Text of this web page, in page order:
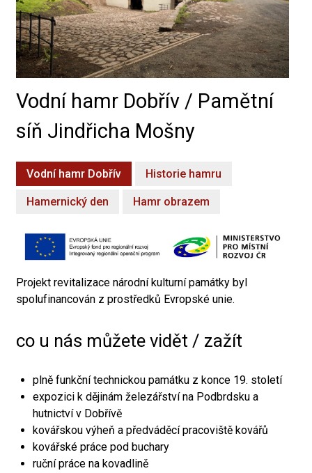
Vodní hamr Dobřív / Pamětní
síň Jindřicha Mošny
Vodní hamr Dobřív Historie hamru
Hamernický den Hamr obrazem
Projekt revitalizace národní kulturní památky byl
spolufinancován z prostředků Evropské unie.
co u nás můžete vidět / zažít
plně funkční technickou památku z konce 19. století
expozici k dějinám železářství na Podbrdsku a
hutnictví v Dobřívě
kovářskou výheň a předváděcí pracoviště kovářů
kovářské práce pod buchary
ruční práce na kovadlině